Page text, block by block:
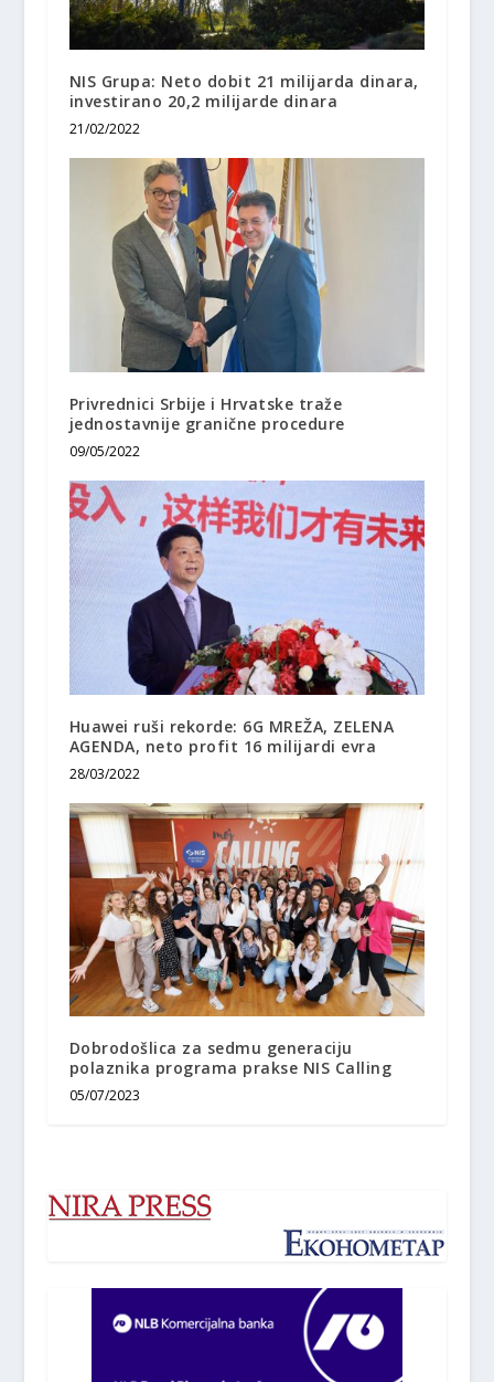
NIS Grupa: Neto dobit 21 milijarda dinara,
investirano 20,2 milijarde dinara
21/02/2022
Privrednici Srbije i Hrvatske traže
jednostavnije granične procedure
09/05/2022
Huawei ruši rekorde: 6G MREŽA, ZELENA
AGENDA, neto profit 16 milijardi evra
28/03/2022
Dobrodošlica za sedmu generaciju
polaznika programa prakse NIS Calling
05/07/2023